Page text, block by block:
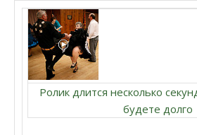
Ролик длится несколько
будете долго